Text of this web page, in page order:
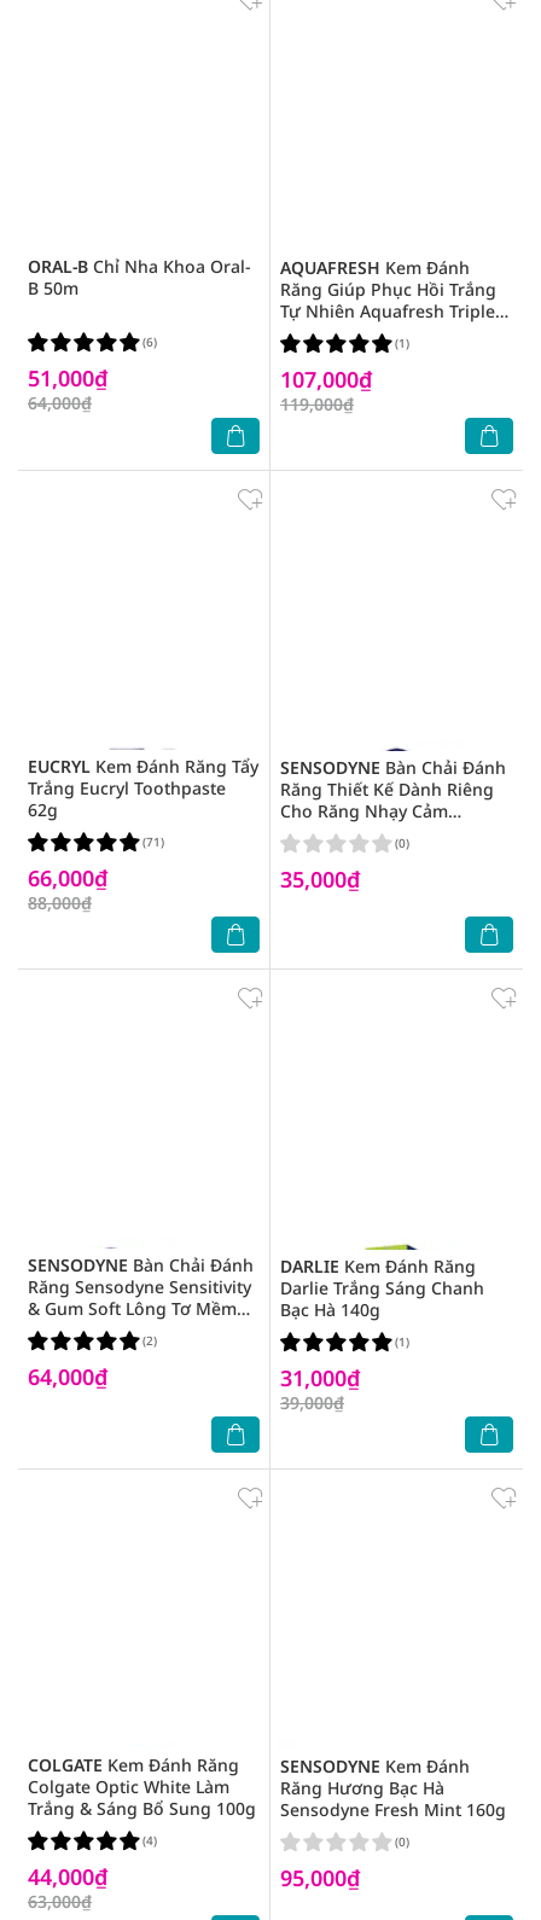
ORAL-B Chỉ Nha Khoa Oral-
B 50m
51,000₫
64,000₫
(6)
AQUAFRESH Kem Đánh
Răng Giúp Phục Hồi Trắng
Tự Nhiên Aquafresh Triple
Protection Whitening Action
Mint 158.8g
107,000₫
119,000₫
(1)
EUCRYL Kem Đánh Răng Tẩy
Trắng Eucryl Toothpaste
62g
66,000₫
88,000₫
(71)
SENSODYNE Bàn Chải Đánh
Răng Thiết Kế Dành Riêng
Cho Răng Nhạy Cảm
Sensodyne Multicare Soft
35,000₫
(0)
SENSODYNE Bàn Chải Đánh
Răng Sensodyne Sensitivity
& Gum Soft Lông Tơ Mềm
Mại 1 Cây
64,000₫
(2)
DARLIE Kem Đánh Răng
Darlie Trắng Sáng Chanh
Bạc Hà 140g
31,000₫
39,000₫
(1)
COLGATE Kem Đánh Răng
Colgate Optic White Làm
Trắng & Sáng Bổ Sung 100g
44,000₫
63,000₫
(4)
SENSODYNE Kem Đánh
Răng Hương Bạc Hà
Sensodyne Fresh Mint 160g
95,000₫
(0)